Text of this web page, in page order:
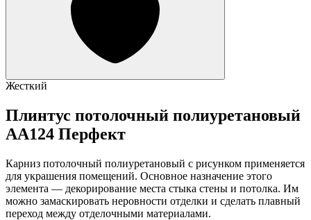
Жесткий
Плинтус потолочный полиуретановый
AA124 Перфект
Карниз потолочный полиуретановый с рисунком применяется
для украшения помещений. Основное назначение этого
элемента — декорирование места стыка стены и потолка. Им
можно замаскировать неровности отделки и сделать плавный
переход между отделочными материалами.